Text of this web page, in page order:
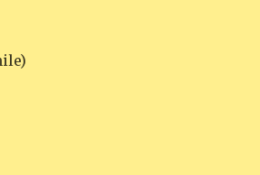
ESPECIADO AL ESTILO MAYA»